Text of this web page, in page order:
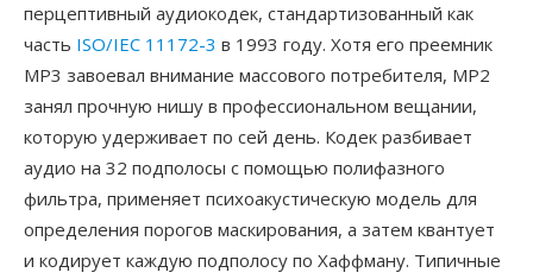
перцептивный аудиокодек, стандартизованный как
часть ISO/IEC 11172-3 в 1993 году. Хотя его преемник
MP3 завоевал внимание массового потребителя, MP2
занял прочную нишу в профессиональном вещании,
которую удерживает по сей день. Кодек разбивает
аудио на 32 подполосы с помощью полифазного
фильтра, применяет психоакустическую модель для
определения порогов маскирования, а затем квантует
и кодирует каждую подполосу по Хаффману. Типичные